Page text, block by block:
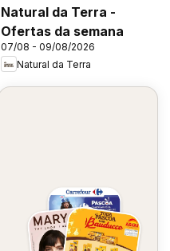
Natural da Terra -
Ofertas da semana
07/08 - 09/08/2026
Natural da Terra